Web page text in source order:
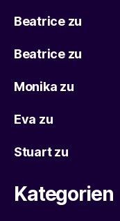
Beatricezu
Beatricezu
Monika zu
Eva zu
Stuartzu
Kategorien